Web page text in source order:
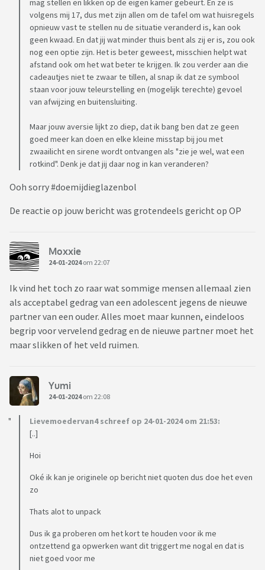
mag stellen en likken op de eigen kamer gebeurt. En ze is
volgens mij 17, dus met zijn allen om de tafel om wat huisregels
opnieuw vast te stellen nu de situatie veranderd is, kan ook
geen kwaad. En dat jij wat minder thuis bent als zij er is, zou ook
nog een optie zijn. Het is beter geweest, misschien helpt wat
afstand ook om het wat beter te krijgen. Ik zou verder aan die
cadeautjes niet te zwaar te tillen, al snap ik dat ze symbool
staan voor jouw teleurstelling en (mogelijk terechte) gevoel
van afwijzing en buitensluiting.
Maar jouw aversie lijkt zo diep, dat ik bang ben dat ze geen
goed meer kan doen en elke kleine misstap bij jou met
zwaailicht en sirene wordt ontvangen als "zie je wel, wat een
rotkind". Denk je dat jij daar nog in kan veranderen?
Ooh sorry #doemijdieglazenbol
De reactie op jouw bericht was grotendeels gericht op OP
Moxxie
24-01-2024om 22:07
Ik vind het toch zo raar wat sommige mensen allemaal zien
als acceptabel gedrag van een adolescent jegens de nieuwe
partner van een ouder. Alles moet maar kunnen, eindeloos
begrip voor vervelend gedrag en de nieuwe partner moet het
maar slikken of het veld ruimen.
Yumi
24-01-2024om 22:08
Lievemoedervan4 schreef op 24-01-2024 om 21:53:
[..]
Hoi
Oké ik kan je originele op bericht niet quoten dus doe het even
zo
Thats alot to unpack
Dus ik ga proberen om het kort te houden voor ik me
ontzettend ga opwerken want dit triggert me nogal en dat is
niet goed voor me